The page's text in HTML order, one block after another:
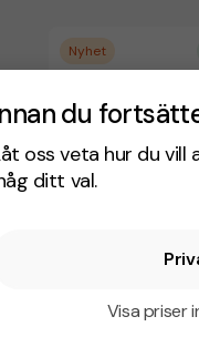
du
oss veta hur du vill
ditt val.
Visa priser
Nyhet